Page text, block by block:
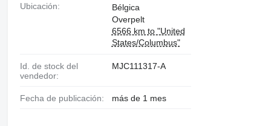
Ubicación:
Bélgica
Overpelt
6566 km to "United
States/Columbus"
Id. de stock del
vendedor:
MJC111317-A
Fecha de publicación: más de 1 mes